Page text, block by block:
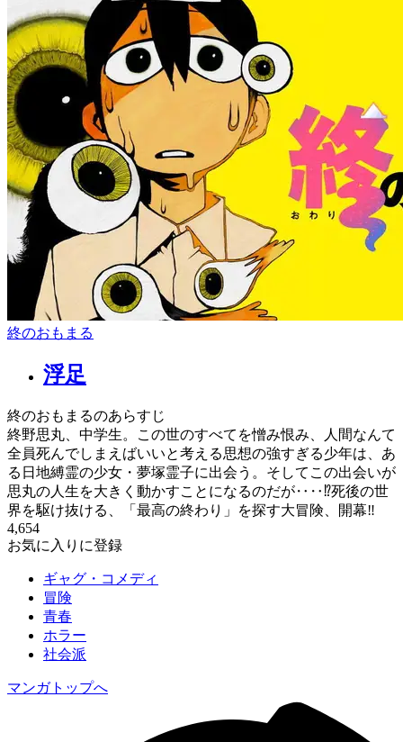
終のおもまる
浮足
終のおもまるのあらすじ
終野思丸、中学生。この世のすべてを憎み恨み、人間なんて
全員死んでしまえばいいと考える思想の強すぎる少年は、あ
る日地縛霊の少女・夢塚霊子に出会う。そしてこの出会いが
思丸の人生を大きく動かすことになるのだが‥‥⁉死後の世
界を駆け抜ける、「最高の終わり」を探す大冒険、開幕‼
4,654
お気に入りに登録
ギャグ・コメディ
冒険
青春
ホラー
社会派
マンガトップへ